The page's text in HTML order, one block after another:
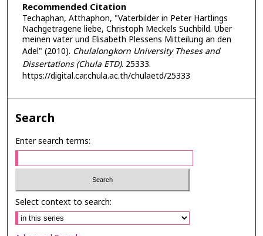
Recommended Citation
Techaphan, Atthaphon, "Vaterbilder in Peter Hartlings
Nachgetragene liebe, Christoph Meckels Suchbild. Uber
meinen vater und Elisabeth Plessens Mitteilung an den
Adel" (2010). Chulalongkorn University Theses and
Dissertations (Chula ETD). 25333.
https://digital.car.chula.ac.th/chulaetd/25333
Search
Enter search terms:
Select context to search: